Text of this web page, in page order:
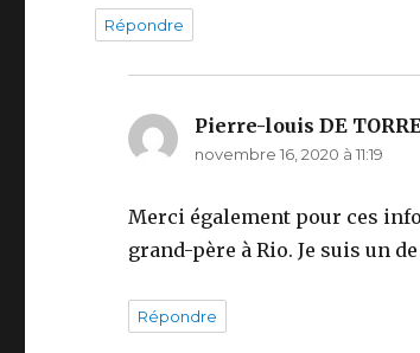
Répondre
Pierre-louis DE
novembre 16, 2020 à 11:19
Merci également pour ces
grand-père à Rio. Je suis un
Répondre